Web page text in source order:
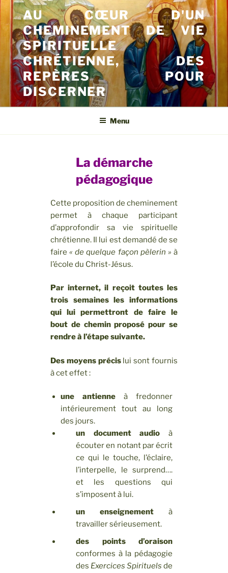
Aller
contenu
principal
AU CŒUR D'UN
CHEMINEMENT DE VIE
SPIRITUELLE
CHRÉTIENNE, DES
REPÈRES POUR
DISCERNER
Menu
La démarche
pédagogique
Cette proposition de cheminement
permet à chaque participant
d’approfondir sa vie spirituelle
chrétienne. Il lui est demandé de se
faire « de quelque façon pèlerin » à
l’école du Christ-Jésus.
Par internet, il reçoit toutes les
trois semaines les informations
qui lui permettront de faire le
bout de chemin proposé pour se
rendre à l’étape suivante.
Des moyens précislui sont fournis
à cet effet :
une antienneà fredonner
intérieurement tout au long
des jours.
un document audio à
écouter en notant par écrit
ce qui le touche, l’éclaire,
l’interpelle, le surprend….
et les questions qui
s’imposent à lui.
un enseignement à
travailler sérieusement.
des points d’oraison
conformes à la pédagogie
des Exercices Spirituelsde